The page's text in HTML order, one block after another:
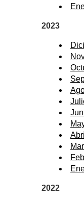
2023
2022